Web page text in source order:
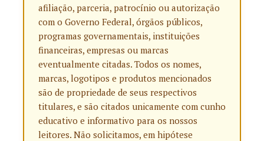
afiliação, parceria, patrocínio ou autorização
com o Governo Federal, órgãos públicos,
programas governamentais, instituições
financeiras, empresas ou marcas
eventualmente citadas. Todos os nomes,
marcas, logotipos e produtos mencionados
são de propriedade de seus respectivos
titulares, e são citados unicamente com cunho
educativo e informativo para os nossos
leitores. Não solicitamos, em hipótese